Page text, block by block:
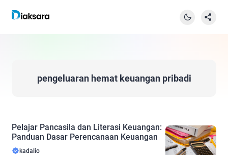
pengeluaran hemat keuangan pribadi
Pelajar Pancasila dan Literasi Keuangan:
Panduan Dasar Perencanaan Keuangan
kadalio